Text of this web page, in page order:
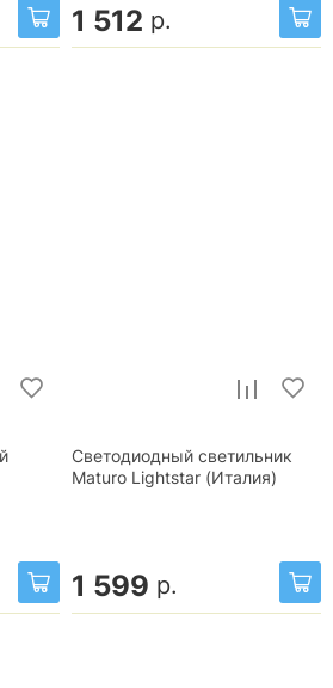
1 512 р.
Светодиодный светильник
Maturo Lightstar (Италия)
1 599 р.